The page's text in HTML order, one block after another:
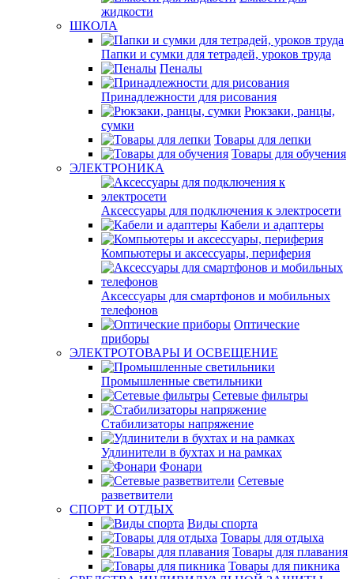
жидкости
ШКОЛА
Папки и сумки для тетрадей, уроков труда
Пеналы
Принадлежности для рисования
Рюкзаки, ранцы,
сумки
Товары для лепки
Товары для обучения
ЭЛЕКТРОНИКА
Аксессуары для подключения к электросети
Кабели и адаптеры
Компьютеры и аксессуары, периферия
Аксессуары для смартфонов и мобильных
телефонов
Оптические
приборы
ЭЛЕКТРОТОВАРЫ И ОСВЕЩЕНИЕ
Промышленные светильники
Сетевые фильтры
Стабилизаторы напряжение
Удлинители в бухтах и на рамках
Фонари
Сетевые
разветвители
СПОРТ И ОТДЫХ
Виды спорта
Товары для отдыха
Товары для плавания
Товары для пикника